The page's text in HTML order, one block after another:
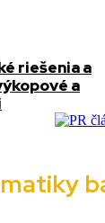
riešenia a
a